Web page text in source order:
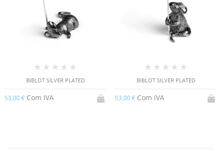
BIBLOT SILVER PLATED
53,00 € Com IVA
BIBLOT SILVER PLATED
53,00 € Com IVA